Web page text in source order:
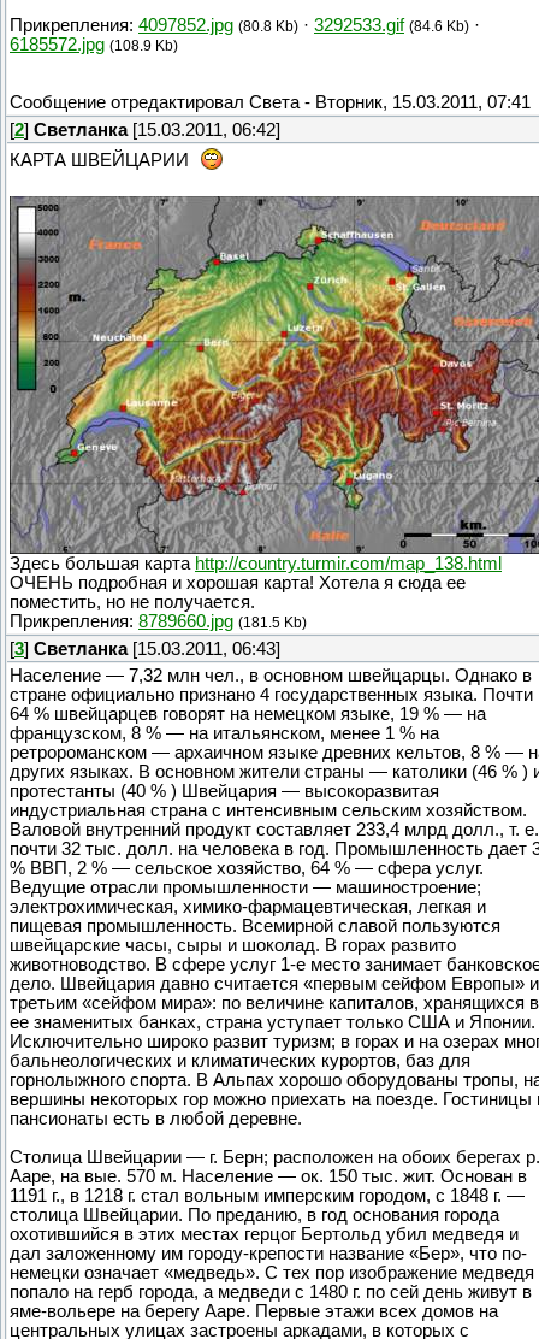
Прикрепления: 4097852.jpg (80.8 Kb) · 3292533.gif (84.6 Kb) ·
6185572.jpg (108.9 Kb)
Сообщение отредактировал Света- Вторник, 15.03.2011, 07:41
[2] Светланка[15.03.2011, 06:42]
КАРТА ШВЕЙЦАРИИ
Здесь большая карта http://country.turmir.com/map_138.html
ОЧЕНЬ подробная и хорошая карта! Хотела я сюда ее
поместить, но не получается.
Прикрепления: 8789660.jpg (181.5 Kb)
[3] Светланка[15.03.2011, 06:43]
Население — 7,32 млн чел., в основном швейцарцы. Однако в
стране официально признано 4 государственных языка. Почти
64 % швейцарцев говорят на немецком языке, 19 % — на
французском, 8 % — на итальянском, менее 1 % на
ретророманском — архаичном языке древних кельтов, 8 % —
других языках. В основном жители страны — католики (46 % )
протестанты (40 % ) Швейцария — высокоразвитая
индустриальная страна с интенсивным сельским хозяйством.
Валовой внутренний продукт составляет 233,4 млрд долл., т. е.
почти 32 тыс. долл. на человека в год. Промышленность дает
% ВВП, 2 % — сельское хозяйство, 64 % — сфера услуг.
Ведущие отрасли промышленности — машиностроение;
электрохимическая, химико-фармацевтическая, легкая и
пищевая промышленность. Всемирной славой пользуются
швейцарские часы, сыры и шоколад. В горах развито
животноводство. В сфере услуг 1-е место занимает
дело. Швейцария давно считается «первым сейфом Европы» и
третьим «сейфом мира»: по величине капиталов, хранящихся в
ее знаменитых банках, страна уступает только США и Японии.
Исключительно широко развит туризм; в горах и на озерах
бальнеологических и климатических курортов, баз для
горнолыжного спорта. В Альпах хорошо оборудованы тропы,
вершины некоторых гор можно приехать на поезде. Гостиницы
пансионаты есть в любой деревне.
Столица Швейцарии — г. Берн; расположен на обоих берегах р.
Ааре, на вые. 570 м. Население — ок. 150 тыс. жит. Основан в
1191 г., в 1218 г. стал вольным имперским городом, с 1848 г. —
столица Швейцарии. По преданию, в год основания города
охотившийся в этих местах герцог Бертольд убил медведя и
дал заложенному им городу-крепости название «Бер», что по-
немецки означает «медведь». С тех пор изображение медведя
попало на герб города, а медведи с 1480 г. по сей день живут в
яме-вольере на берегу Ааре. Первые этажи всех домов на
центральных улицах застроены аркадами, в которых с